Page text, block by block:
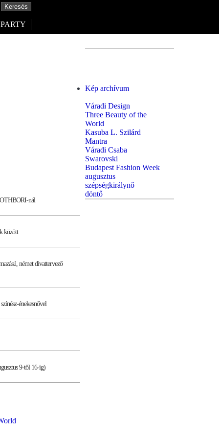
PARTY
nál
között
német divattervező
énekesnővel
9-től 16-ig)
Kép archívum
Váradi Design
Three Beauty of the
World
Kasuba L. Szilárd
Mantra
Váradi Csaba
Swarovski
Budapest Fashion Week
augusztus
szépségkirálynő
döntő